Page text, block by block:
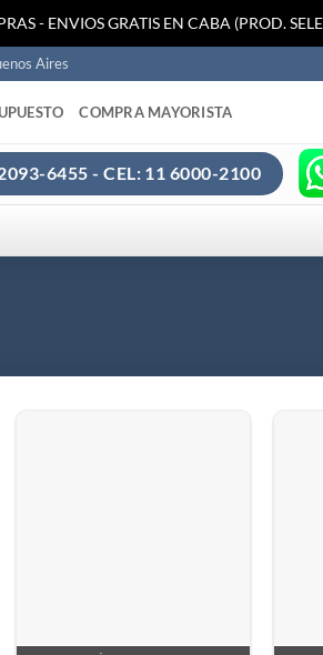
- ENVIOS GRATIS EN CABA (PROD.
Aires
COMPRA MAYORISTA
6455 - CEL: 11 6000-2100